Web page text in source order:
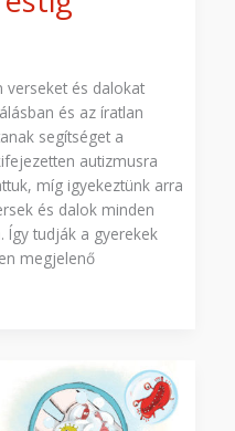
verseket és dalokat
és az íratlan
segítséget a
autizmusra
míg igyekeztünk arra
és dalok minden
Így tudják a gyerekek
megjelenő